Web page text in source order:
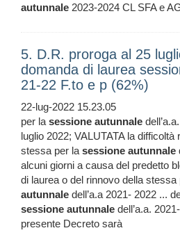
autunnale 2023-2024 CL SFA e
5. D.R. proroga al 25
domanda di laurea
21-22 F.to e p (62%)
22-lug-2022 15.23.05
per lasessione autunnale
luglio 2022; VALUTATA la difficoltà
stessa per lasessione autunnale
alcuni giorni a causa del predetto
di laurea o del rinnovo della stessa
autunnale dell’a.a 2021- 2022 ...
sessione autunnale dell’a.a.
presente Decreto sarà